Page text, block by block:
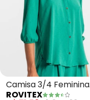
Camisa 3/4 Feminina
(Verde)
ROVITEX